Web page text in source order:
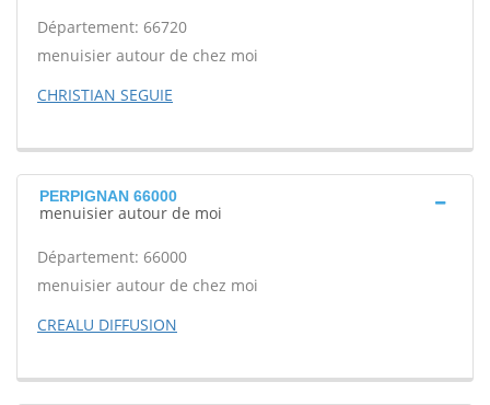
Département: 66720
menuisier autour de chez moi
CHRISTIAN SEGUIE
PERPIGNAN 66000
menuisier autour de moi
Département: 66000
menuisier autour de chez moi
CREALU DIFFUSION